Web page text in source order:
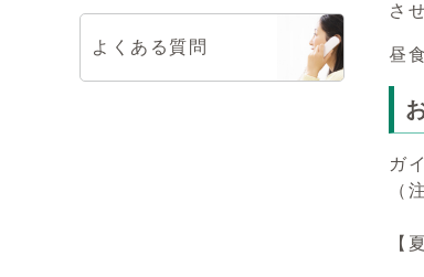
さ
昼
ガ
（
【
よくある質問